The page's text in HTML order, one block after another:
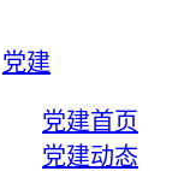
党建
党建首页
党建动态